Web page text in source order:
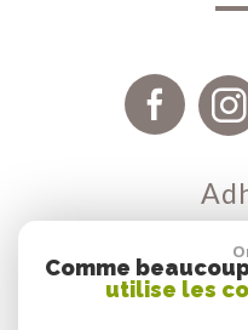
Comme
utilise les